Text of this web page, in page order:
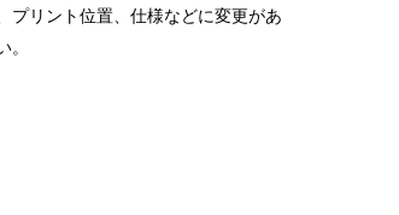
プリント位置、仕様などに変更があ